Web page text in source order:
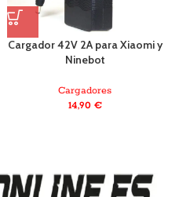
Cargador 42V 2A para Xiaomi y
Ninebot
Cargadores
14,90 €